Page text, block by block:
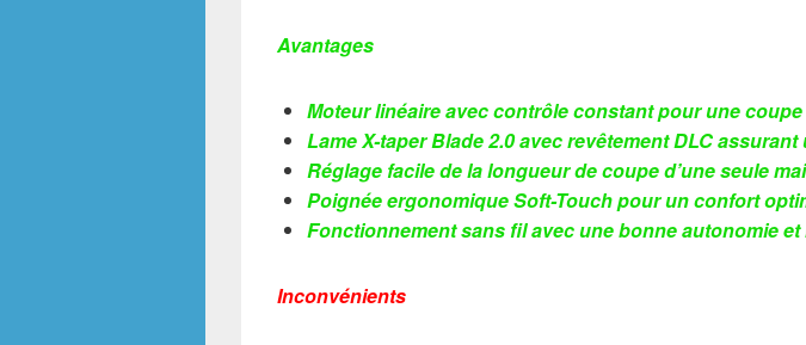
Avantages
Moteur linéaire avec contrôle constant pour une
Lame X-taper Blade 2.0 avec revêtement DLC
Réglage facile de la longueur de coupe d’une seule
Poignée ergonomique Soft-Touch pour un confort
Fonctionnement sans fil avec une bonne autonomie
Inconvénients